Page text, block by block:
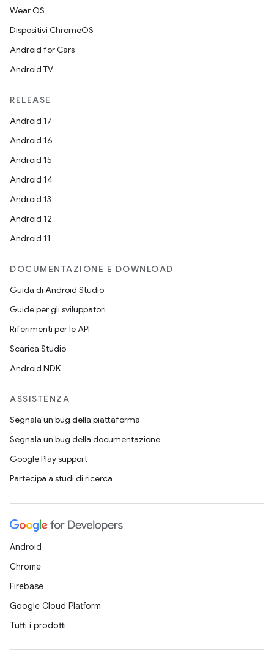
Wear OS
Dispositivi ChromeOS
Android for Cars
Android TV
RELEASE
Android 17
Android 16
Android 15
Android 14
Android 13
Android 12
Android 11
DOCUMENTAZIONE E DOWNLOAD
Guida di Android Studio
Guide per gli sviluppatori
Riferimenti per le API
Scarica Studio
Android NDK
ASSISTENZA
Segnala un bug della piattaforma
Segnala un bug della documentazione
Google Play support
Partecipa a studi di ricerca
Android
Chrome
Firebase
Google Cloud Platform
Tutti i prodotti